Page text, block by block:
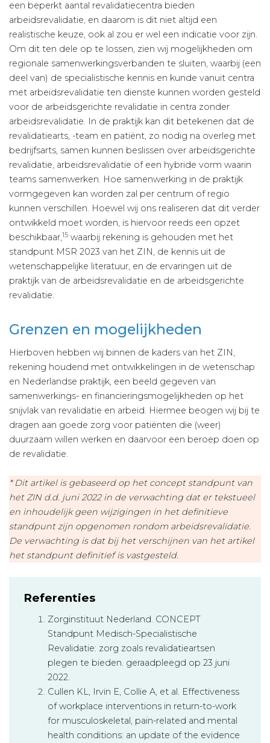
een beperkt aantal revalidatiecentra bieden
arbeidsrevalidatie, en daarom is dit niet altijd een
realistische keuze, ook al zou er wel een indicatie voor zijn.
Om dit ten dele op te lossen, zien wij mogelijkheden om
regionale samenwerkingsverbanden te sluiten, waarbij (een
deel van) de specialistische kennis en kunde vanuit centra
met arbeidsrevalidatie ten dienste kunnen worden gesteld
voor de arbeidsgerichte revalidatie in centra zonder
arbeidsrevalidatie. In de praktijk kan dit betekenen dat de
revalidatiearts, -team en patiënt, zo nodig na overleg met
bedrijfsarts, samen kunnen beslissen over arbeidsgerichte
revalidatie, arbeidsrevalidatie of een hybride vorm waarin
teams samenwerken. Hoe samenwerking in de praktijk
vormgegeven kan worden zal per centrum of regio
kunnen verschillen. Hoewel wij ons realiseren dat dit verder
ontwikkeld moet worden, is hiervoor reeds een opzet
beschikbaar,15 waarbij rekening is gehouden met het
standpunt MSR 2023 van het ZIN, de kennis uit de
wetenschappelijke literatuur, en de ervaringen uit de
praktijk van de arbeidsrevalidatie en de arbeidsgerichte
revalidatie.
Grenzen en mogelijkheden
Hierboven hebben wij binnen de kaders van het ZIN,
rekening houdend met ontwikkelingen in de wetenschap
en Nederlandse praktijk, een beeld gegeven van
samenwerkings- en financieringsmogelijkheden op het
snijvlak van revalidatie en arbeid. Hiermee beogen wij bij te
dragen aan goede zorg voor patiënten die (weer)
duurzaam willen werken en daarvoor een beroep doen op
de revalidatie.
* Dit artikel is gebaseerd op het concept standpunt van
het ZIN d.d. juni 2022 in de verwachting dat er tekstueel
en inhoudelijk geen wijzigingen in het definitieve
standpunt zijn opgenomen rondom arbeidsrevalidatie.
De verwachting is dat bij het verschijnen van het artikel
het standpunt definitief is vastgesteld.
Referenties
Zorginstituut Nederland. CONCEPT
Standpunt Medisch-Specialistische
Revalidatie: zorg zoals revalidatieartsen
plegen te bieden. geraadpleegd op 23 juni
2022.
Cullen KL, Irvin E, Collie A, et al. Effectiveness
of workplace interventions in return-to-work
for musculoskeletal, pain-related and mental
health conditions: an update of the evidence